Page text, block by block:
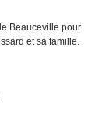
Beauceville pour
et sa famille.